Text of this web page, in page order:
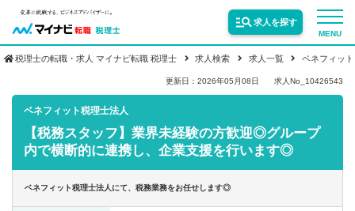
MENU
求人を探す
転職お役立ち情報
業界情報
税理士の転職・求人 マイナビ転職 税理士 求人検索 求人一覧 ベネフィッ
更新日：2026年05月08日 求人No_10426543
ベネフィット税理士法人
【税務スタッフ】業界未経験の方歓迎◎グループ
内で横断的に連携し、企業支援を行います◎
ベネフィット税理士法人にて、税務業務をお任せします◎